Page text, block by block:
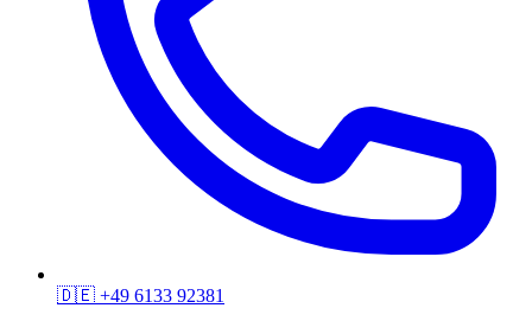
🇩🇪 +49 6133 92381